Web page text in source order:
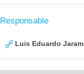
Responsable
Luis Eduardo